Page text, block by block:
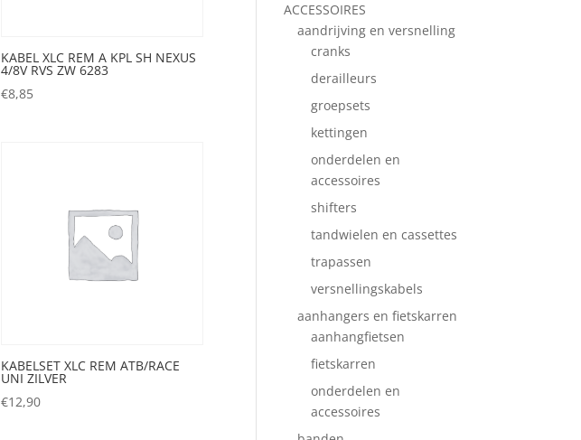
KABEL XLC REM A KPL SH NEXUS
4/8V RVS ZW 6283
€8,85
KABELSET XLC REM ATB/RACE
UNI ZILVER
€12,90
ACCESSOIRES
aandrijving en versnelling
cranks
derailleurs
groepsets
kettingen
onderdelen en
accessoires
shifters
tandwielen en cassettes
trapassen
versnellingskabels
aanhangers en fietskarren
aanhangfietsen
fietskarren
onderdelen en
accessoires